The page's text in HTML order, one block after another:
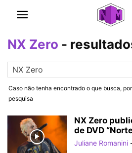
NX Zero -
Caso não tenha encontrado o que busca,
pesquisa
NX Zero
de DVD
Juliane Romanini